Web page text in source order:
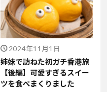
2024年11月1日
姉妹で訪ねた初ガチ香港旅
【後編】可愛すぎるスイー
ツを食べまくりました